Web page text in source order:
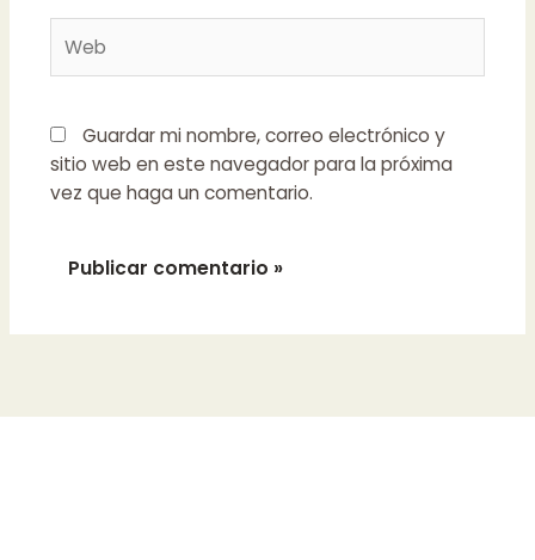
Guardar mi nombre, correo electrónico y
sitio web en este navegador para la próxima
vez que haga un comentario.